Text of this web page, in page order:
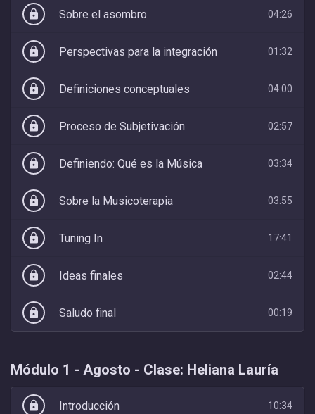
lock Sobre el asombro 04:26
lock Perspectivas para la integración 01:32
lock Definiciones conceptuales 04:00
lock Proceso de Subjetivación 02:57
lock Definiendo: Qué es la Música 03:34
lock Sobre la Musicoterapia 03:55
lock Tuning In 17:41
lock Ideas finales 02:44
lock Saludo final 00:19
Módulo 1 - Agosto - Clase: Heliana Lauría
lock Introducción 10:34